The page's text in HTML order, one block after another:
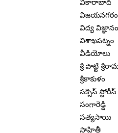
వికారాబాద్
విజయనగరం
విద్య విజ్ఞానం
విశాఖపట్నం
వీడియోలు
శ్రీ పొట్టి
శ్రీకాకుళం
సక్సెస్ స్టోరీస్
సంగారెడ్డి
సత్యసాయి
సాహితీ